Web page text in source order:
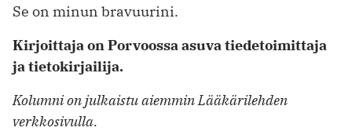
Se on minun bravuurini.
Kirjoittaja on Porvoossa asuva tiedetoimittaja
ja tietokirjailija.
Kolumni on julkaistu aiemmin Lääkärilehden
verkkosivulla.